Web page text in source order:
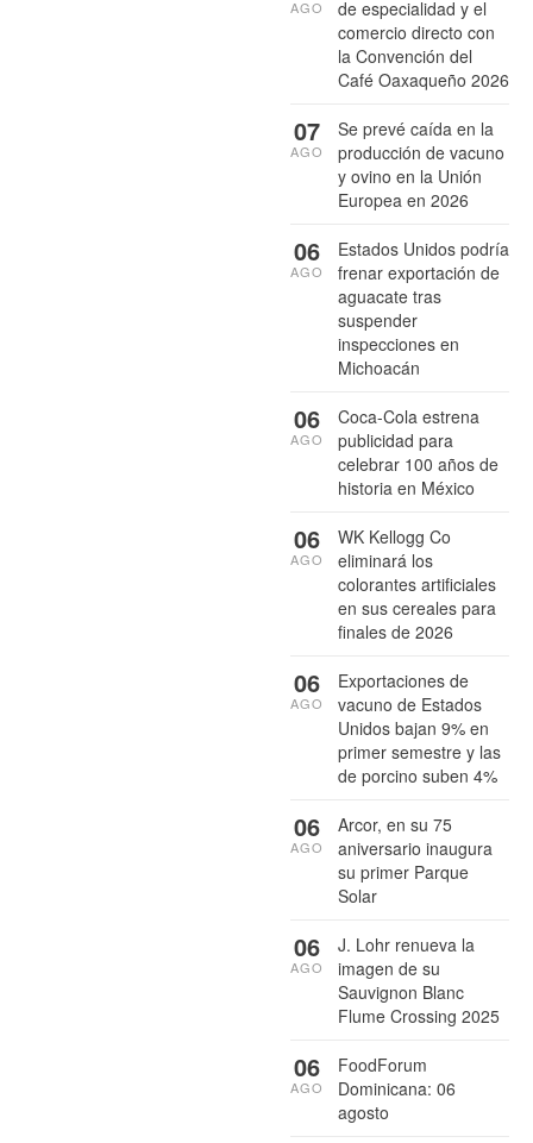
de especialidad y el
comercio directo con
la Convención del
Café Oaxaqueño 2026
AGO
Se prevé caída en la
producción de vacuno
y ovino en la Unión
Europea en 2026
07
AGO
Estados Unidos podría
frenar exportación de
aguacate tras
suspender
inspecciones en
Michoacán
06
AGO
Coca-Cola estrena
publicidad para
celebrar 100 años de
historia en México
06
AGO
WK Kellogg Co
eliminará los
colorantes artificiales
en sus cereales para
finales de 2026
06
AGO
Exportaciones de
vacuno de Estados
Unidos bajan 9% en
primer semestre y las
de porcino suben 4%
06
AGO
Arcor, en su 75
aniversario inaugura
su primer Parque
Solar
06
AGO
J. Lohr renueva la
imagen de su
Sauvignon Blanc
Flume Crossing 2025
06
AGO
FoodForum
Dominicana: 06
agosto
06
AGO